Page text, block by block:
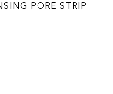
PORE STRIP